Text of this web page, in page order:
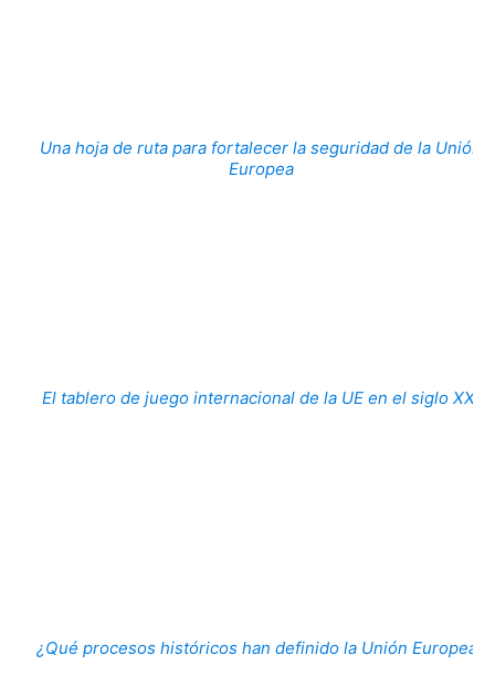
Una hoja de ruta para fortalecer la seguridad de la Unión
Europea
El tablero de juego internacional de la UE en el siglo XXI
¿Qué procesos históricos han definido la Unión Europea?